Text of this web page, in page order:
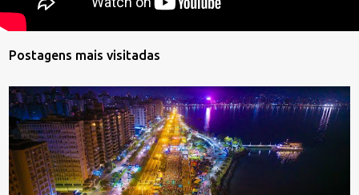
Postagens mais visitadas